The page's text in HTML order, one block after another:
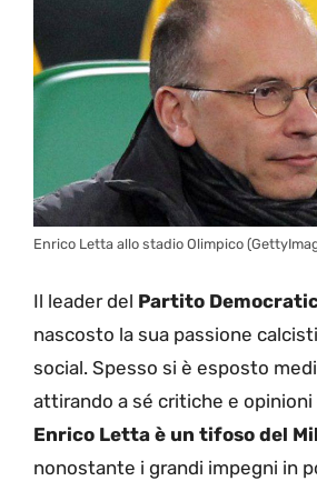
Enrico Letta allo stadio Olimpico
Il leader del Partito
nascosto la sua passione
social. Spesso si è esposto
attirando a sé critiche e
Enrico Letta è un tifoso del
nonostante i grandi impegni in